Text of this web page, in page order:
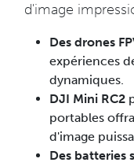
d'image
Des drones
expériences
dynamiques.
DJI Mini RC2
portables
d'image
Des batteries